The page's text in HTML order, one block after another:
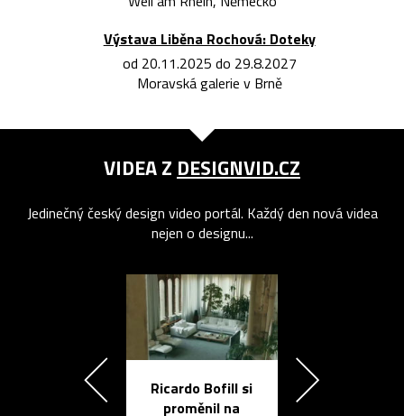
Výstava Liběna Rochová: Doteky
od 20.11.2025 do 29.8.2027
Moravská galerie v Brně
VIDEA Z DESIGNVID.CZ
Jedinečný český design video portál. Každý den nová videa
nejen o designu...
Ricardo Bofill si
proměnil na